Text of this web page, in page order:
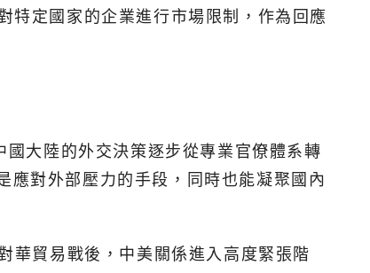
特定國家的企業進行市場限制，作為回應
大陸的外交決策逐步從專業官僚體系轉
應對外部壓力的手段，同時也能凝聚國內
華貿易戰後，中美關係進入高度緊張階